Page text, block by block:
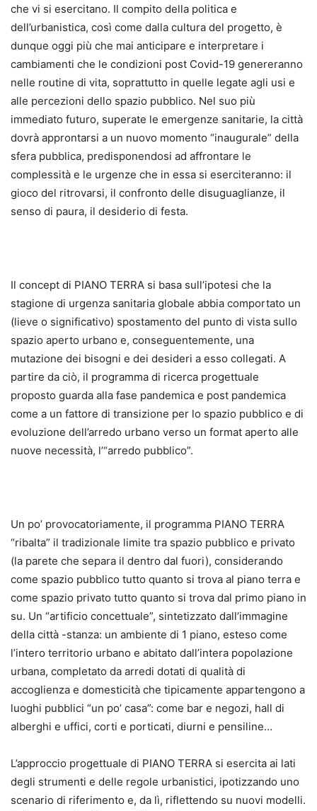
che vi si esercitano. Il compito della politica e
dell’urbanistica, così come dalla cultura del progetto, è
dunque oggi più che mai anticipare e interpretare i
cambiamenti che le condizioni post Covid-19 genereranno
nelle routine di vita, soprattutto in quelle legate agli usi e
alle percezioni dello spazio pubblico. Nel suo più
immediato futuro, superate le emergenze sanitarie, la città
dovrà approntarsi a un nuovo momento “inaugurale” della
sfera pubblica, predisponendosi ad affrontare le
complessità e le urgenze che in essa si eserciteranno: il
gioco del ritrovarsi, il confronto delle disuguaglianze, il
senso di paura, il desiderio di festa.
Il concept di PIANO TERRA si basa sull’ipotesi che la
stagione di urgenza sanitaria globale abbia comportato un
(lieve o significativo) spostamento del punto di vista sullo
spazio aperto urbano e, conseguentemente, una
mutazione dei bisogni e dei desideri a esso collegati. A
partire da ciò, il programma di ricerca progettuale
proposto guarda alla fase pandemica e post pandemica
come a un fattore di transizione per lo spazio pubblico e di
evoluzione dell’arredo urbano verso un format aperto alle
nuove necessità, l’“arredo pubblico”.
Un po’ provocatoriamente, il programma PIANO TERRA
“ribalta” il tradizionale limite tra spazio pubblico e privato
(la parete che separa il dentro dal fuori), considerando
come spazio pubblico tutto quanto si trova al piano terra e
come spazio privato tutto quanto si trova dal primo piano in
su. Un “artificio concettuale”, sintetizzato dall’immagine
della città -stanza: un ambiente di 1 piano, esteso come
l’intero territorio urbano e abitato dall’intera popolazione
urbana, completato da arredi dotati di qualità di
accoglienza e domesticità che tipicamente appartengono a
luoghi pubblici “un po’ casa”: come bar e negozi, hall di
alberghi e uffici, corti e porticati, diurni e pensiline…
L’approccio progettuale di PIANO TERRA si esercita ai lati
degli strumenti e delle regole urbanistici, ipotizzando uno
scenario di riferimento e, da lì, riflettendo su nuovi modelli.